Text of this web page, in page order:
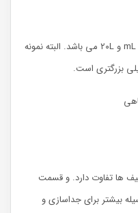
این وسیله عموما دارای حجم های بین ۱۰۰ mL و ۲۰L می باشد. البته نمونه
بزرگتری است.
ها تفاوت دارد. و قسمت
بیشتر برای جداسازی و